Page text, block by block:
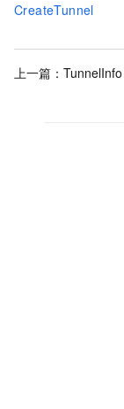
CreateTunnel
上一篇： TunnelInfo